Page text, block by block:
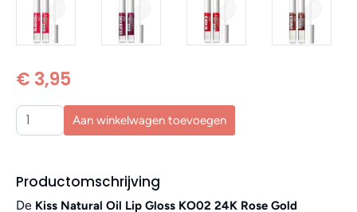
€ 3,95
Aan winkelwagen toevoegen
Productomschrijving
De Kiss Natural Oil Lip Gloss KO02 24K Rose Gold